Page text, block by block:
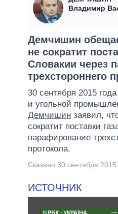
МНЕНИЯ
ОБЗОРЫ
ДАЙДЖЕСТЫ
ВСЕ ПОЛИТИКИ
ПРЕЗИДЕНТ И ОФИС
ВЕРХОВНАЯ РАДА
КАБИНЕТ
ГЛАВЫ
МЭРЫ
ВСЕ ПЕРСОНЫ
Владимир
Демчишин
не сократит
Словакии через
трехстороннего
30 сентября 2015
и угольной
Демчишин заявил,
сократит поставки
парафирование
протокола.
Сказано 30 сентября 2015
ИСТОЧНИК